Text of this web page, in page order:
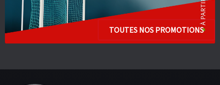
TOUTES NOS PROMOTIONS